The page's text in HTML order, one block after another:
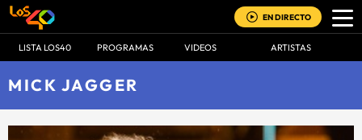
EN DIRECTO
LISTA LOS40 PROGRAMAS VIDEOS ARTISTAS
MICK JAGGER